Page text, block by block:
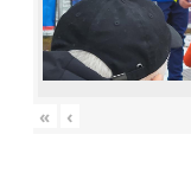
« ‹